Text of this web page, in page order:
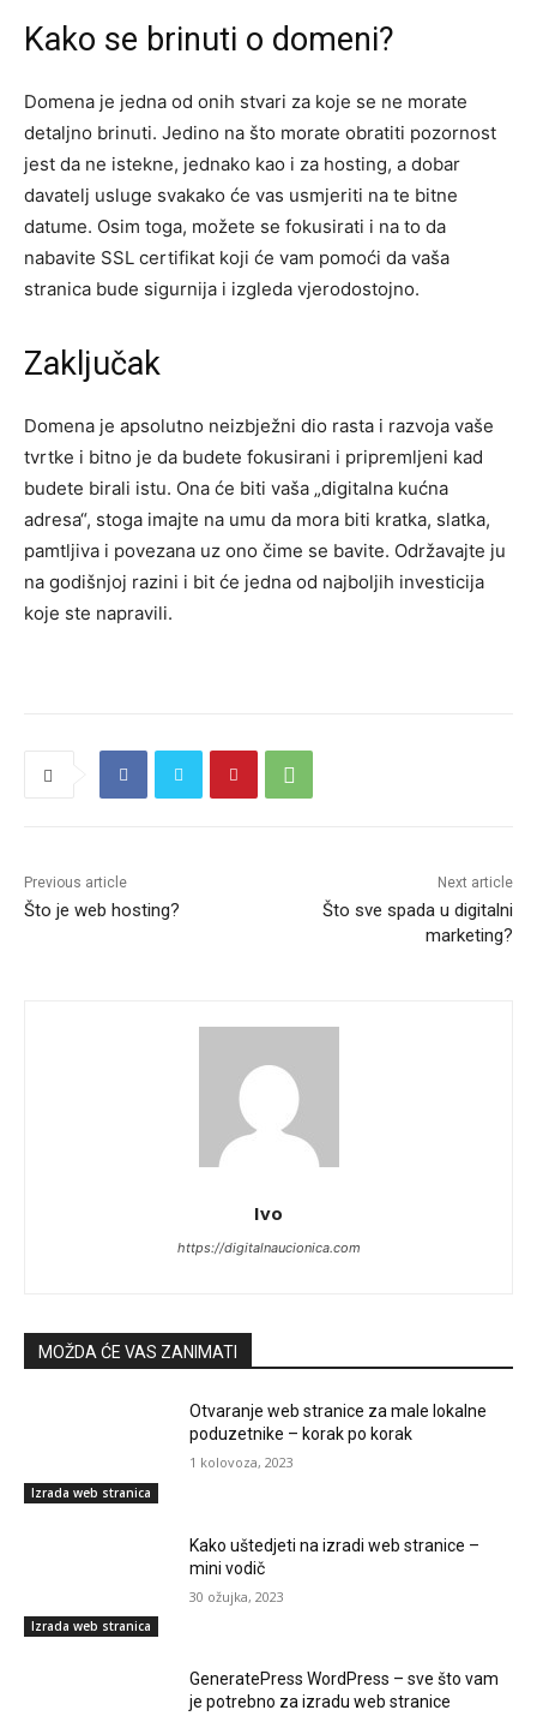
Kako se brinuti o domeni?
Domena je jedna od onih stvari za koje se ne morate
detaljno brinuti. Jedino na što morate obratiti pozornost
jest da ne istekne, jednako kao i za hosting, a dobar
davatelj usluge svakako će vas usmjeriti na te bitne
datume. Osim toga, možete se fokusirati i na to da
nabavite SSL certifikat koji će vam pomoći da vaša
stranica bude sigurnija i izgleda vjerodostojno.
Zaključak
Domena je apsolutno neizbježni dio rasta i razvoja vaše
tvrtke i bitno je da budete fokusirani i pripremljeni kad
budete birali istu. Ona će biti vaša „digitalna kućna
adresa“, stoga imajte na umu da mora biti kratka, slatka,
pamtljiva i povezana uz ono čime se bavite. Održavajte ju
na godišnjoj razini i bit će jedna od najboljih investicija
koje ste napravili.
Previous article
Što je web hosting?
Next article
Što sve spada u digitalni
marketing?
Ivo
https://digitalnaucionica.com
MOŽDA ĆE VAS ZANIMATI
Izrada web stranica
Otvaranje web stranice za male lokalne
poduzetnike – korak po korak
1 kolovoza, 2023
Izrada web stranica
Kako uštedjeti na izradi web stranice –
mini vodič
30 ožujka, 2023
GeneratePress WordPress – sve što vam
je potrebno za izradu web stranice